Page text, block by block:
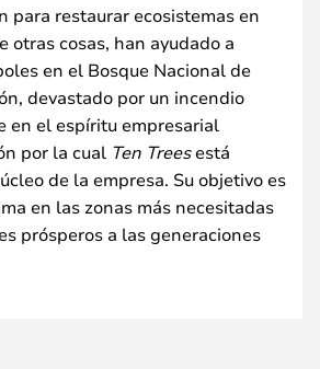
para restaurar ecosistemas en
otras cosas, han ayudado a
en el Bosque Nacional de
devastado por un incendio
en el espíritu empresarial
por la cual Ten Treesestá
de la empresa. Su objetivo es
en las zonas más necesitadas
prósperos a las generaciones